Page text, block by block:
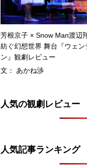
芳根京子 × Snow Man渡辺
紡ぐ幻想世界 舞台『ウェ
ン』観劇レビュー
文： あかね渉
人気の観劇レビュー
人気記事ランキング